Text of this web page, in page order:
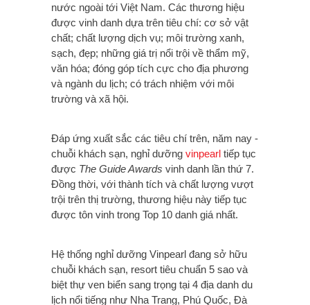
nước ngoài tới Việt Nam. Các thương hiệu
được vinh danh dựa trên tiêu chí: cơ sở vật
chất; chất lượng dịch vụ; môi trường xanh,
sạch, đẹp; những giá trị nổi trội về thẩm mỹ,
văn hóa; đóng góp tích cực cho địa phương
và ngành du lịch; có trách nhiệm với môi
trường và xã hội.
Đáp ứng xuất sắc các tiêu chí trên, năm nay -
chuỗi khách sạn, nghỉ dưỡng vinpearl tiếp tục
được The Guide Awards vinh danh lần thứ 7.
Đồng thời, với thành tích và chất lượng vượt
trội trên thị trường, thương hiệu này tiếp tục
được tôn vinh trong Top 10 danh giá nhất.
Hệ thống nghỉ dưỡng Vinpearl đang sở hữu
chuỗi khách sạn, resort tiêu chuẩn 5 sao và
biệt thự ven biển sang trọng tại 4 địa danh du
lịch nổi tiếng như Nha Trang, Phú Quốc, Đà